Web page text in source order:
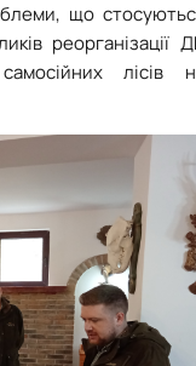
що
реорганізації
лісів